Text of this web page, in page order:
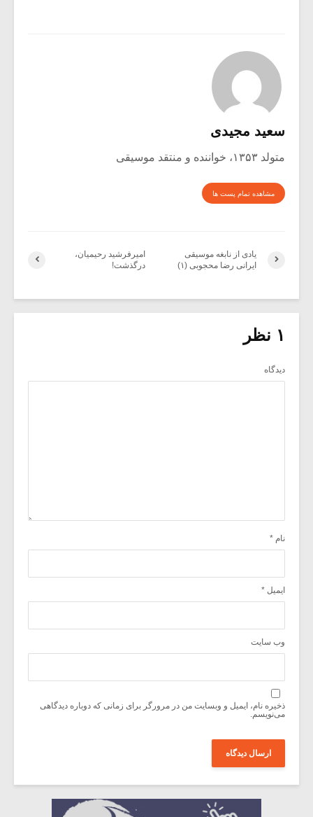
سعید مجیدی
متولد ۱۳۵۳، خواننده و منتقد موسیقی
مشاهده تمام پست ها
امیرفرشید رحیمیان،
درگذشت!
یادی از نابغه موسیقی
ایرانی رضا محجوبی (۱)
۱ نظر
دیدگاه
نام *
ایمیل *
وب‌ سایت
ذخیره نام، ایمیل و وبسایت من در مرورگر برای زمانی که دوباره دیدگاهی
می‌نویسم.